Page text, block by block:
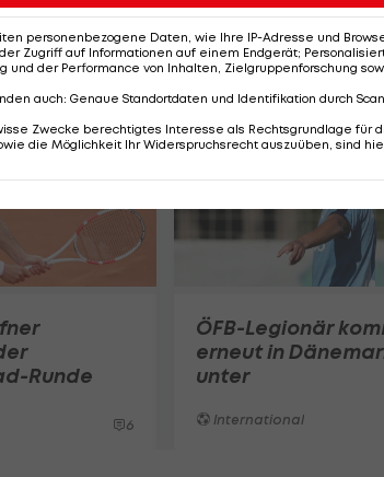
Das 2. Training startet um 14 Uhr.
Runde
6
ÖFB-Legionär
erneut in
unter
International
personenbezogene Daten, wie Ihre IP-Adresse und
Zugriff auf Informationen auf einem Endgerät;
und der Performance von Inhalten, Zielgruppenforschung
auch: Genaue Standortdaten und Identifikation durch
Zwecke berechtigtes Interesse als Rechtsgrundlage für
die Möglichkeit Ihr Widerspruchsrecht auszuüben, sind